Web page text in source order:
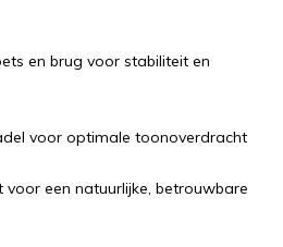
en brug voor stabiliteit en
voor optimale toonoverdracht
voor een natuurlijke, betrouwbare